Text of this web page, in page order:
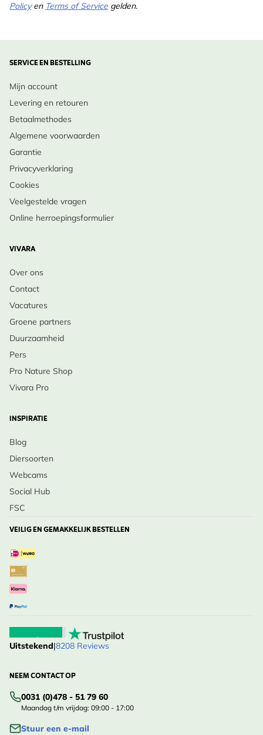
Policyen Terms of Service gelden.
SERVICE EN BESTELLING
Mijn account
Levering en retouren
Betaalmethodes
Algemene voorwaarden
Garantie
Privacyverklaring
Cookies
Veelgestelde vragen
Online herroepingsformulier
VIVARA
Over ons
Contact
Vacatures
Groene partners
Duurzaamheid
Pers
Pro Nature Shop
Vivara Pro
INSPIRATIE
Blog
Diersoorten
Webcams
Social Hub
FSC
VEILIG EN GEMAKKELIJK BESTELLEN
Uitstekend|8208 Reviews
NEEM CONTACT OP
0031 (0)478 - 51 79 60
Maandag t/m vrijdag: 09:00 - 17:00
Stuur een e-mail